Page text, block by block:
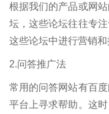
根据我们的产品或网
坛，这些论坛往往专
这些论坛中进行营销和
2.问答推广法
常用的问答网站有百
平台上寻求帮助。这